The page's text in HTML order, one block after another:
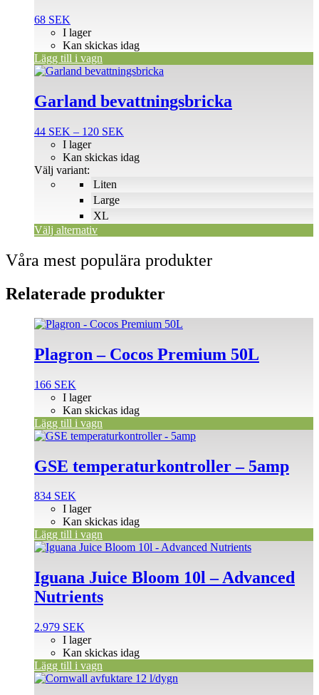
68 SEK
I lager
Kan skickas idag
Lägg till i vagn
Garland bevattningsbricka
44 SEK – 120 SEK
till
Liten
Large
XL
I lager
Kan skickas idag
Välj variant:
Välj alternativ
Den
produkten
har
varianter.
olika
alternativen
produktsidan
Våra mest populära produkter
Relaterade produkter
Plagron – Cocos Premium 50L
166 SEK
I lager
Kan skickas idag
Lägg till i vagn
GSE temperaturkontroller – 5amp
834 SEK
I lager
Kan skickas idag
Lägg till i vagn
Iguana Juice Bloom 10l – Advanced
Nutrients
2.979 SEK
I lager
Kan skickas idag
Lägg till i vagn